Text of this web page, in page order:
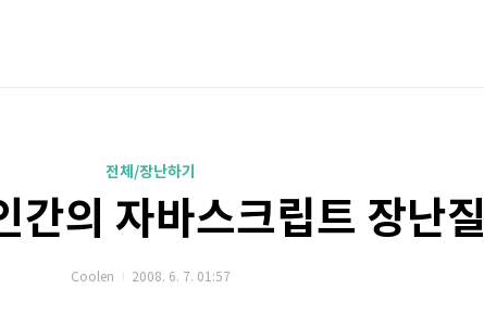
전체/장난하기
간의 자바스크립트 장난질
Coolen 2008. 6. 7. 01:57